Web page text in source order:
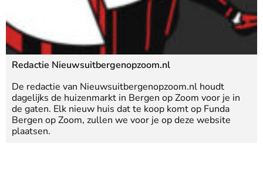
Redactie Nieuwsuitbergenopzoom.nl
De redactie van Nieuwsuitbergenopzoom.nl houdt
dagelijks de huizenmarkt in Bergen op Zoom voor je in
de gaten. Elk nieuw huis dat te koop komt op Funda
Bergen op Zoom, zullen we voor je op deze website
plaatsen.